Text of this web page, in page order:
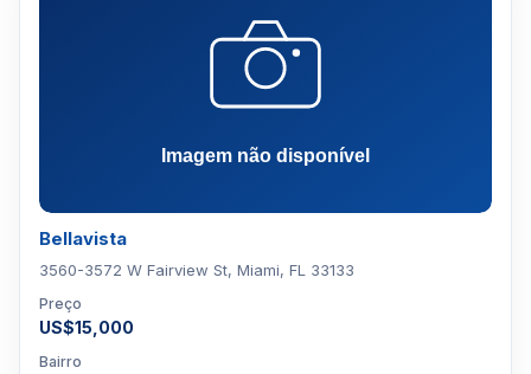
Bellavista
3560-3572 W Fairview St, Miami, FL 33133
Preço
US$15,000
Bairro